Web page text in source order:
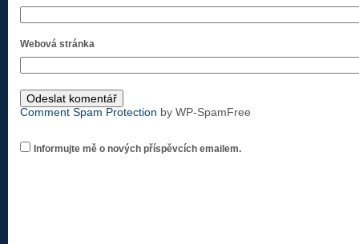
Webová stránka
Comment Spam Protection by WP-SpamFree
Informujte mě o nových příspěvcích emailem.